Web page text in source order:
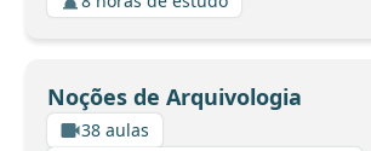
Noções de Arquivologia
38 aulas